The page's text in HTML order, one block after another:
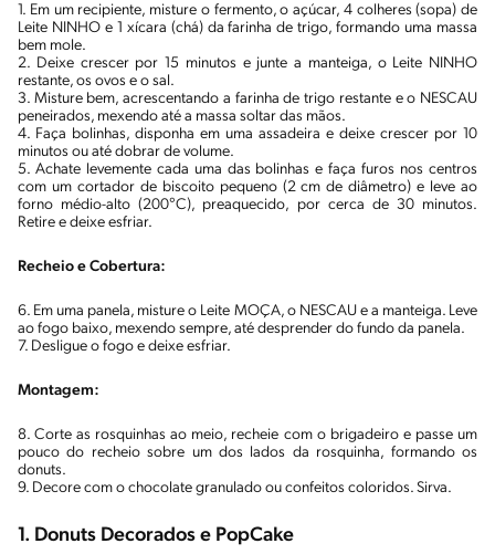
1. Em um recipiente, misture o fermento, o açúcar, 4 colheres (sopa) de
Leite NINHO e 1 xícara (chá) da farinha de trigo, formando uma massa
bem mole.
2. Deixe crescer por 15 minutos e junte a manteiga, o Leite NINHO
restante, os ovos e o sal.
3. Misture bem, acrescentando a farinha de trigo restante e o NESCAU
peneirados, mexendo até a massa soltar das mãos.
4. Faça bolinhas, disponha em uma assadeira e deixe crescer por 10
minutos ou até dobrar de volume.
5. Achate levemente cada uma das bolinhas e faça furos nos centros
com um cortador de biscoito pequeno (2 cm de diâmetro) e leve ao
forno médio-alto (200°C), preaquecido, por cerca de 30 minutos.
Retire e deixe esfriar.
Recheio e Cobertura:
6. Em uma panela, misture o Leite MOÇA, o NESCAU e a manteiga. Leve
ao fogo baixo, mexendo sempre, até desprender do fundo da panela.
7. Desligue o fogo e deixe esfriar.
Montagem:
8. Corte as rosquinhas ao meio, recheie com o brigadeiro e passe um
pouco do recheio sobre um dos lados da rosquinha, formando os
donuts.
9. Decore com o chocolate granulado ou confeitos coloridos. Sirva.
1. Donuts Decorados e PopCake